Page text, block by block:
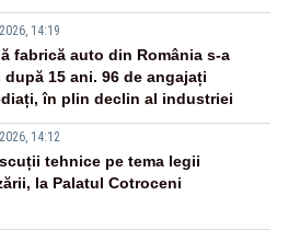
14:19
fabrică auto din România s-a
15 ani. 96 de angajați
în plin declin al industriei
14:12
tehnice pe tema legii
la Palatul Cotroceni